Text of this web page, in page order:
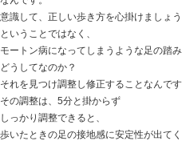
手術をしなければ・・・
スッキリ良くなるようなこと
好きな登山ができなくなる
色々検索していく中で、当
モートン病 と調べると
足の指の付け根（足ウラ）